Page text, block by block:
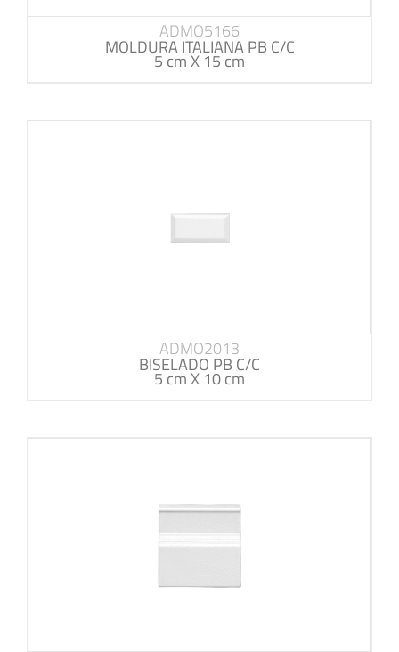
ADMO5166
MOLDURA ITALIANA PB C/C
5 cm X 15 cm
ADMO2013
BISELADO PB C/C
5 cm X 10 cm